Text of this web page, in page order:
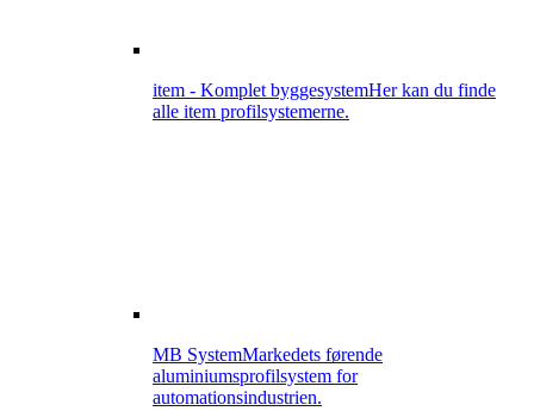
item - Komplet byggesystemHer kan du finde
alle item profilsystemerne.
MB SystemMarkedets førende
aluminiumsprofilsystem for
automationsindustrien.